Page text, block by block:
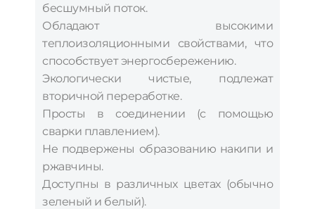
бесшумный поток.
Обладают высокими
теплоизоляционными свойствами, что
способствует энергосбережению.
Экологически чистые, подлежат
вторичной переработке.
Просты в соединении (с помощью
сварки плавлением).
Не подвержены образованию накипи и
ржавчины.
Доступны в различных цветах (обычно
зеленый и белый).